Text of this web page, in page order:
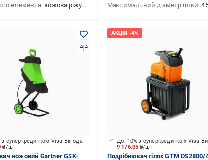
елемента ножова ріжуча система
Максимальний діаметр гілки 45
₴/шт.
з суперкредиткою Visa Вигода
ножовий Gartner GSK-
9 176.05 ₴/шт.
До -10% з суперкредиткою Visa
Подрібнювач гілок GTM DS2800/